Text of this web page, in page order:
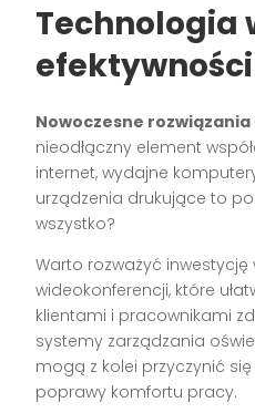
Technologia
efektywności
Nowoczesne
nieodłączny element
internet, wydajne
urządzenia drukujące to
wszystko?
Warto rozważyć
wideokonferencji, które
klientami i pracownikami
systemy zarządzania
mogą z kolei przyczynić
poprawy komfortu pracy.